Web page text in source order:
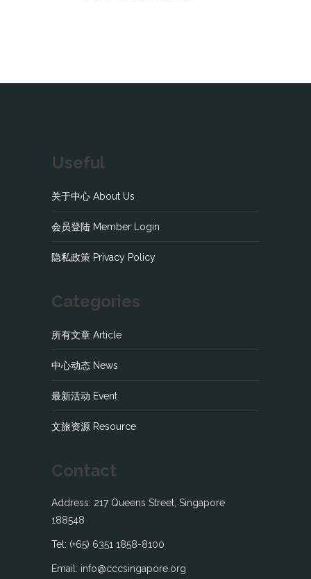
Useful
关于中心 About Us
会员登陆 Member Login
隐私政策 Privacy Policy
Categories
所有文章 Article
中心动态 News
最新活动 Event
文旅资源 Resource
Contact
Address: 217 Queens Street, Singapore
188548
Tel: (+65) 6351 1858-8100
Email: info@cccsingapore.org